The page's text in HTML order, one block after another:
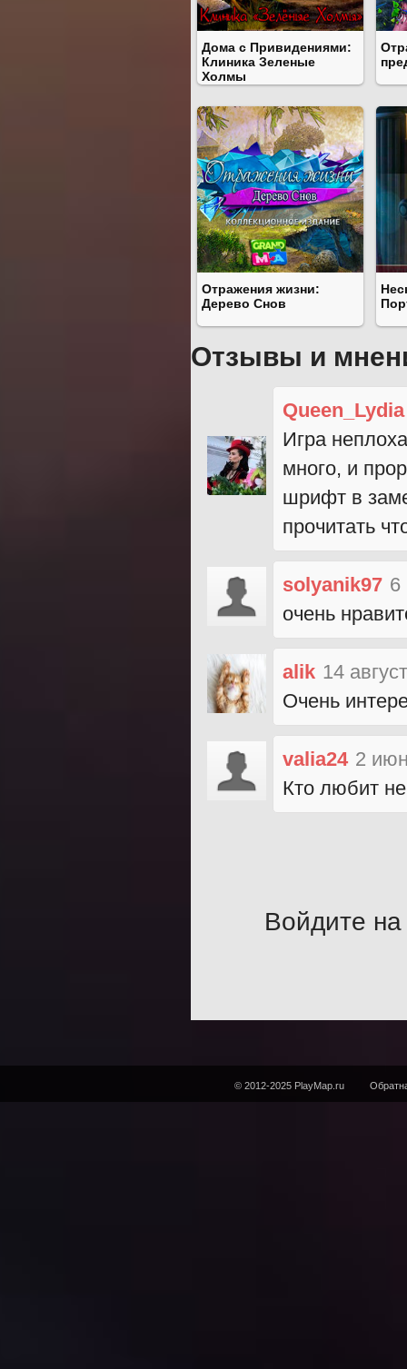
Дома с Привидениями:
Клиника Зеленые
Холмы
Отражения жизни:
Дерево Снов
Отзывы и
Queen_Lydia
Игра
много, и
шрифт в
прочитать
solyanik97 6
очень
alik 14
Очень
valia24 2
Кто любит
Войдите на
© 2012-2025 PlayMap.ru